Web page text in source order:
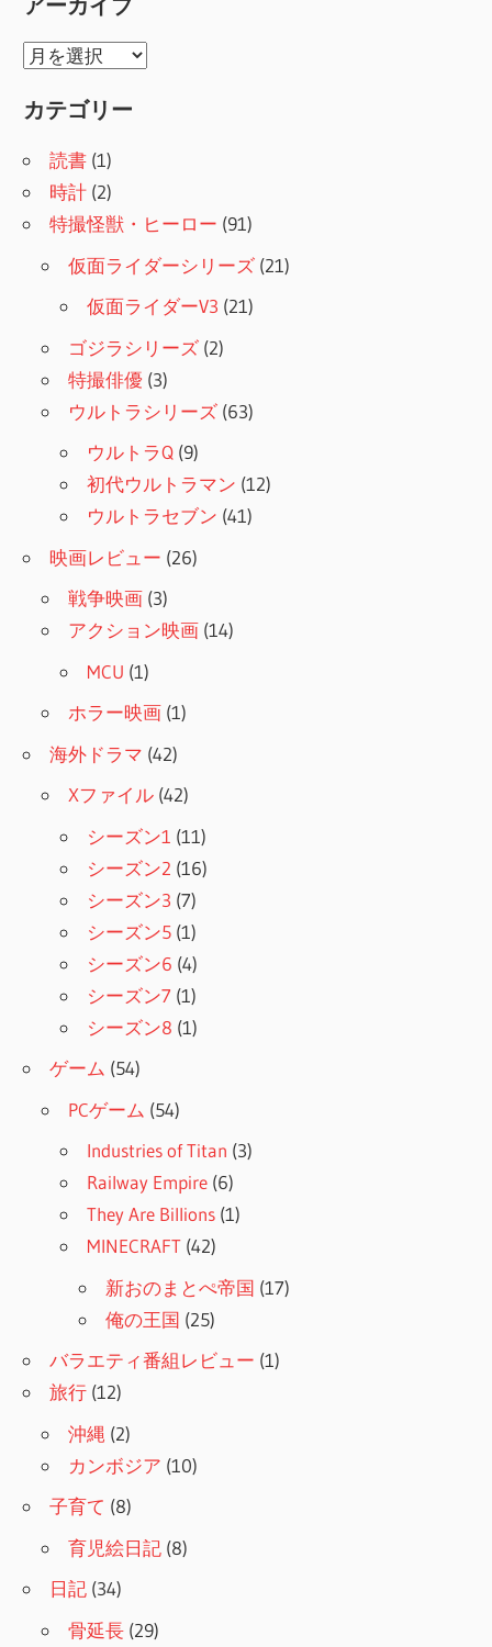
アーカイブ
ア
カ
カテゴリー
読書 (1)
時計 (2)
特撮怪獣・ヒーロー (91)
仮面ライダーシリーズ (21)
仮面ライダーV3 (21)
ゴジラシリーズ (2)
特撮俳優 (3)
ウルトラシリーズ (63)
ウルトラQ (9)
初代ウルトラマン (12)
ウルトラセブン (41)
映画レビュー (26)
戦争映画 (3)
アクション映画 (14)
MCU (1)
ホラー映画 (1)
海外ドラマ (42)
Xファイル (42)
シーズン1 (11)
シーズン2 (16)
シーズン3 (7)
シーズン5 (1)
シーズン6 (4)
シーズン7 (1)
シーズン8 (1)
ゲーム (54)
PCゲーム (54)
Industries of Titan (3)
Railway Empire (6)
They Are Billions (1)
MINECRAFT (42)
新おのまとぺ帝国 (17)
俺の王国 (25)
バラエティ番組レビュー (1)
旅行 (12)
沖縄 (2)
カンボジア (10)
子育て (8)
育児絵日記 (8)
日記 (34)
骨延長 (29)